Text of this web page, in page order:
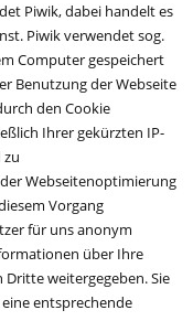
Piwik, dabei handelt es
Piwik verwendet sog.
Computer gespeichert
Benutzung der Webseite
den Cookie
Ihrer gekürzten IP-
zu
Webseitenoptimierung
Vorgang
für uns anonym
über Ihre
weitergegeben. Sie
entsprechende